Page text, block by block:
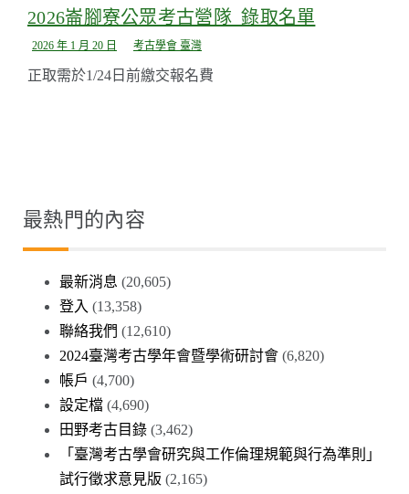
2026崙腳寮公眾考古營隊_錄取名單
2026 年 1 月 20 日 考古學會 臺灣
正取需於1/24日前繳交報名費
最熱門的內容
最新消息 (20,605)
登入 (13,358)
聯絡我們 (12,610)
2024臺灣考古學年會暨學術研討會 (6,820)
帳戶 (4,700)
設定檔 (4,690)
田野考古目錄 (3,462)
「臺灣考古學會研究與工作倫理規範與行為準則」
試行徵求意見版 (2,165)